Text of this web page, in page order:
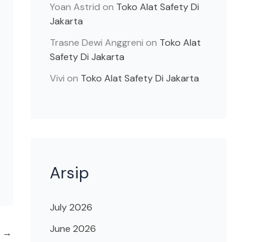
→
Yoan Astrid on Toko Alat Safety Di
Jakarta
Trasne Dewi Anggreni on Toko Alat
Safety Di Jakarta
Vivi on Toko Alat Safety Di Jakarta
Arsip
July 2026
June 2026